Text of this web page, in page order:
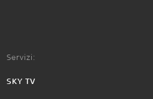
Servizi:
SKY TV